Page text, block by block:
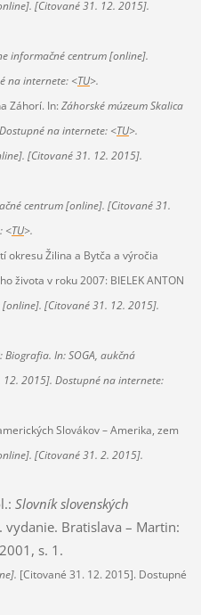
. [Citované 31. 12. 2015].
informačné centrum[online].
na internete: <TU>.
Záhorí. In: Záhorské múzeum Skalica
na internete: <TU>.
. [Citované 31. 12. 2015].
centrum[online]. [Citované 31.
<TU>.
okresu Žilina a Bytča a výročia
života v roku 2007: BIELEK ANTON
[online]. [Citované 31. 12. 2015].
Biografia. In:SOGA, aukčná
12. 2015]. Dostupné na internete:
Slovákov – Amerika, zem
. [Citované 31. 2. 2015].
Slovník slovenských
vydanie. Bratislava – Martin:
s. 1.
. [Citované 31. 12. 2015]. Dostupné